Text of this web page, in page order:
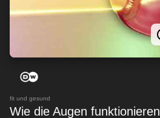
fit und gesund
Wie die Augen funktionieren